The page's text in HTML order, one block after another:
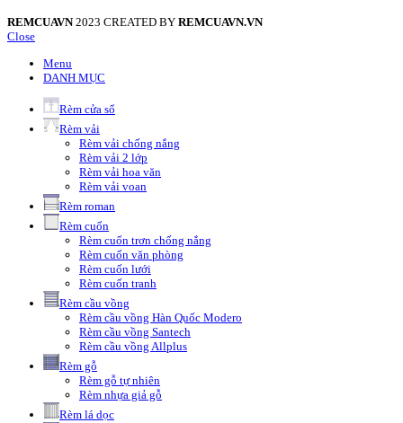
REMCUAVN 2023 CREATED BY REMCUAVN.VN
Close
Menu
DANH MỤC
Rèm cửa sổ
Rèm vải
Rèm vải chống nắng
Rèm vải 2 lớp
Rèm vải hoa văn
Rèm vải voan
Rèm roman
Rèm cuốn
Rèm cuốn trơn chống nắng
Rèm cuốn văn phòng
Rèm cuốn lưới
Rèm cuốn tranh
Rèm cầu vồng
Rèm cầu vồng Hàn Quốc Modero
Rèm cầu vồng Santech
Rèm cầu vồng Allplus
Rèm gỗ
Rèm gỗ tự nhiên
Rèm nhựa giả gỗ
Rèm lá dọc